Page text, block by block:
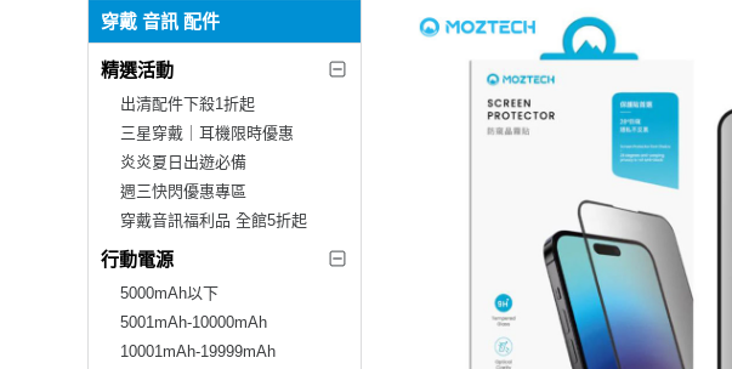
穿戴 音訊 配件
精選活動
出清配件下殺1折起
三星穿戴｜耳機限時優惠
炎炎夏日出遊必備
週三快閃優惠專區
穿戴音訊福利品 全館5折起
行動電源
5000mAh以下
5001mAh-10000mAh
10001mAh-19999mAh